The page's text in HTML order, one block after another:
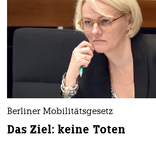
Berliner Mobilitätsgesetz
Das Ziel: keine Toten